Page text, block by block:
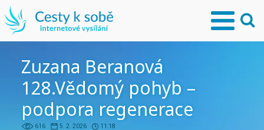
Zuzana Beranová
128.Vědomý pohyb –
podpora regenerace
616 5. 2. 2026 11:18